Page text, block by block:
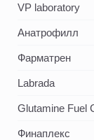
VP laboratory
Анатрофилл
Фарматрен
Labrada
Glutamine Fuel
Финаплекс